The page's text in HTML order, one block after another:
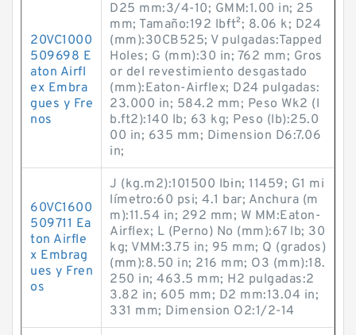
20VC1000
509698 E
aton Airfl
ex Embra
gues y Fre
nos
D25 mm:3/4-10; GMM:1.00 in; 25
mm; Tamaño:192 lb·ft²; 8.06 k; D24
(mm):30CB525; V pulgadas:Tapped
Holes; G (mm):30 in; 762 mm; Gros
or del revestimiento desgastado
(mm):Eaton-Airflex; D24 pulgadas:
23.000 in; 584.2 mm; Peso Wk2 (l
b.ft2):140 lb; 63 kg; Peso (lb):25.0
00 in; 635 mm; Dimension D6:7.06
in;
60VC1600
509711 Ea
ton Airfle
x Embrag
ues y Fren
os
J (kg.m2):101500 lb·in; 11459; G1 mi
límetro:60 psi; 4.1 bar; Anchura (m
m):11.54 in; 292 mm; W MM:Eaton-
Airflex; L (Perno) No (mm):67 lb; 30
kg; VMM:3.75 in; 95 mm; Q (grados)
(mm):8.50 in; 216 mm; O3 (mm):18.
250 in; 463.5 mm; H2 pulgadas:2
3.82 in; 605 mm; D2 mm:13.04 in;
331 mm; Dimension O2:1/2-14